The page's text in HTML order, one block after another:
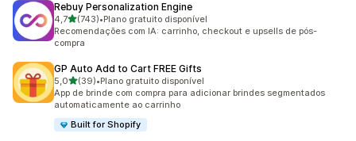
Rebuy Personalization Engine
4,7de 5 estrelas
(743)
743 avaliações ao todo
•Plano gratuito disponível
Recomendações com IA: carrinho, checkout e upsells de pós-
compra
GP Auto Add to Cart FREE Gifts
5,0de 5 estrelas
(39)
39 avaliações ao todo
•Plano gratuito disponível
App de brinde com compra para adicionar brindes segmentados
automaticamente ao carrinho
Built for Shopify